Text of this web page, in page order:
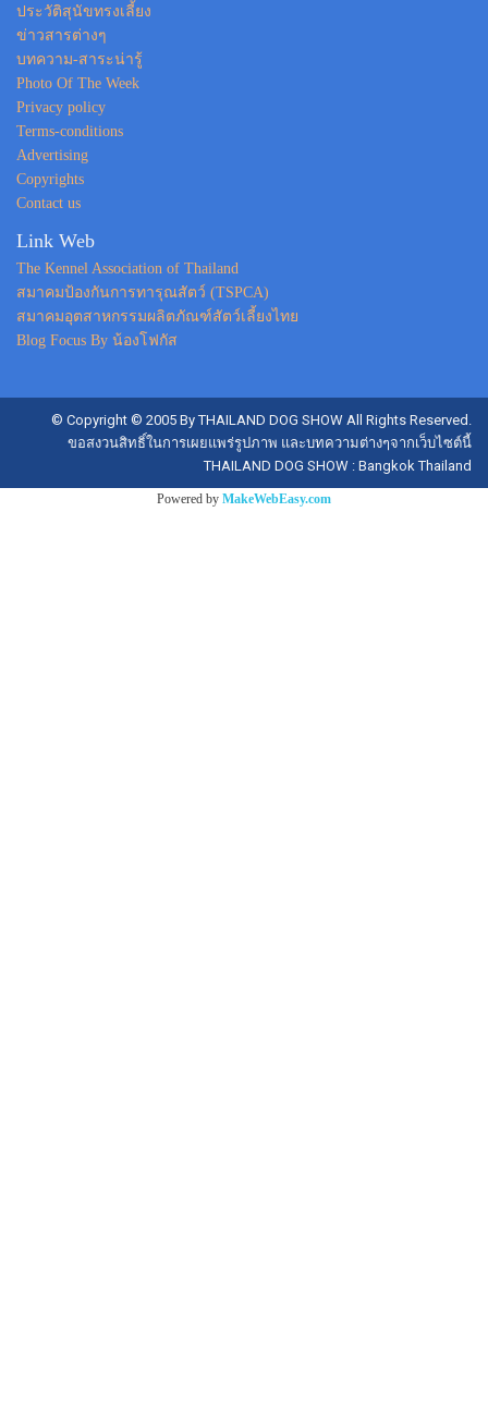
ประวัติสุนัขทรงเลี้ยง
ข่าวสารต่างๆ
บทความ-สาระน่ารู้
Photo Of The Week
Privacy policy
Terms-conditions
Advertising
Copyrights
Contact us
Link Web
The Kennel Association of Thailand
สมาคมป้องกันการทารุณสัตว์ (TSPCA)
สมาคมอุตสาหกรรมผลิตภัณฑ์สัตว์เลี้ยงไทย
Blog Focus By น้องโฟกัส
© Copyright © 2005 By THAILAND DOG SHOW All Rights Reserved.
ขอสงวนสิทธิ์ในการเผยแพร่รูปภาพ และบทความต่างๆจากเว็บไซต์นี้
THAILAND DOG SHOW : Bangkok Thailand
Powered by MakeWebEasy.com